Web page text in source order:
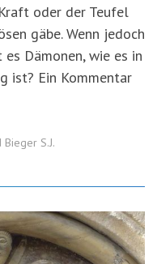
oder der Teufel
gäbe. Wenn jedoch
Dämonen, wie es in
ist? Ein Kommentar
Bieger S.J.